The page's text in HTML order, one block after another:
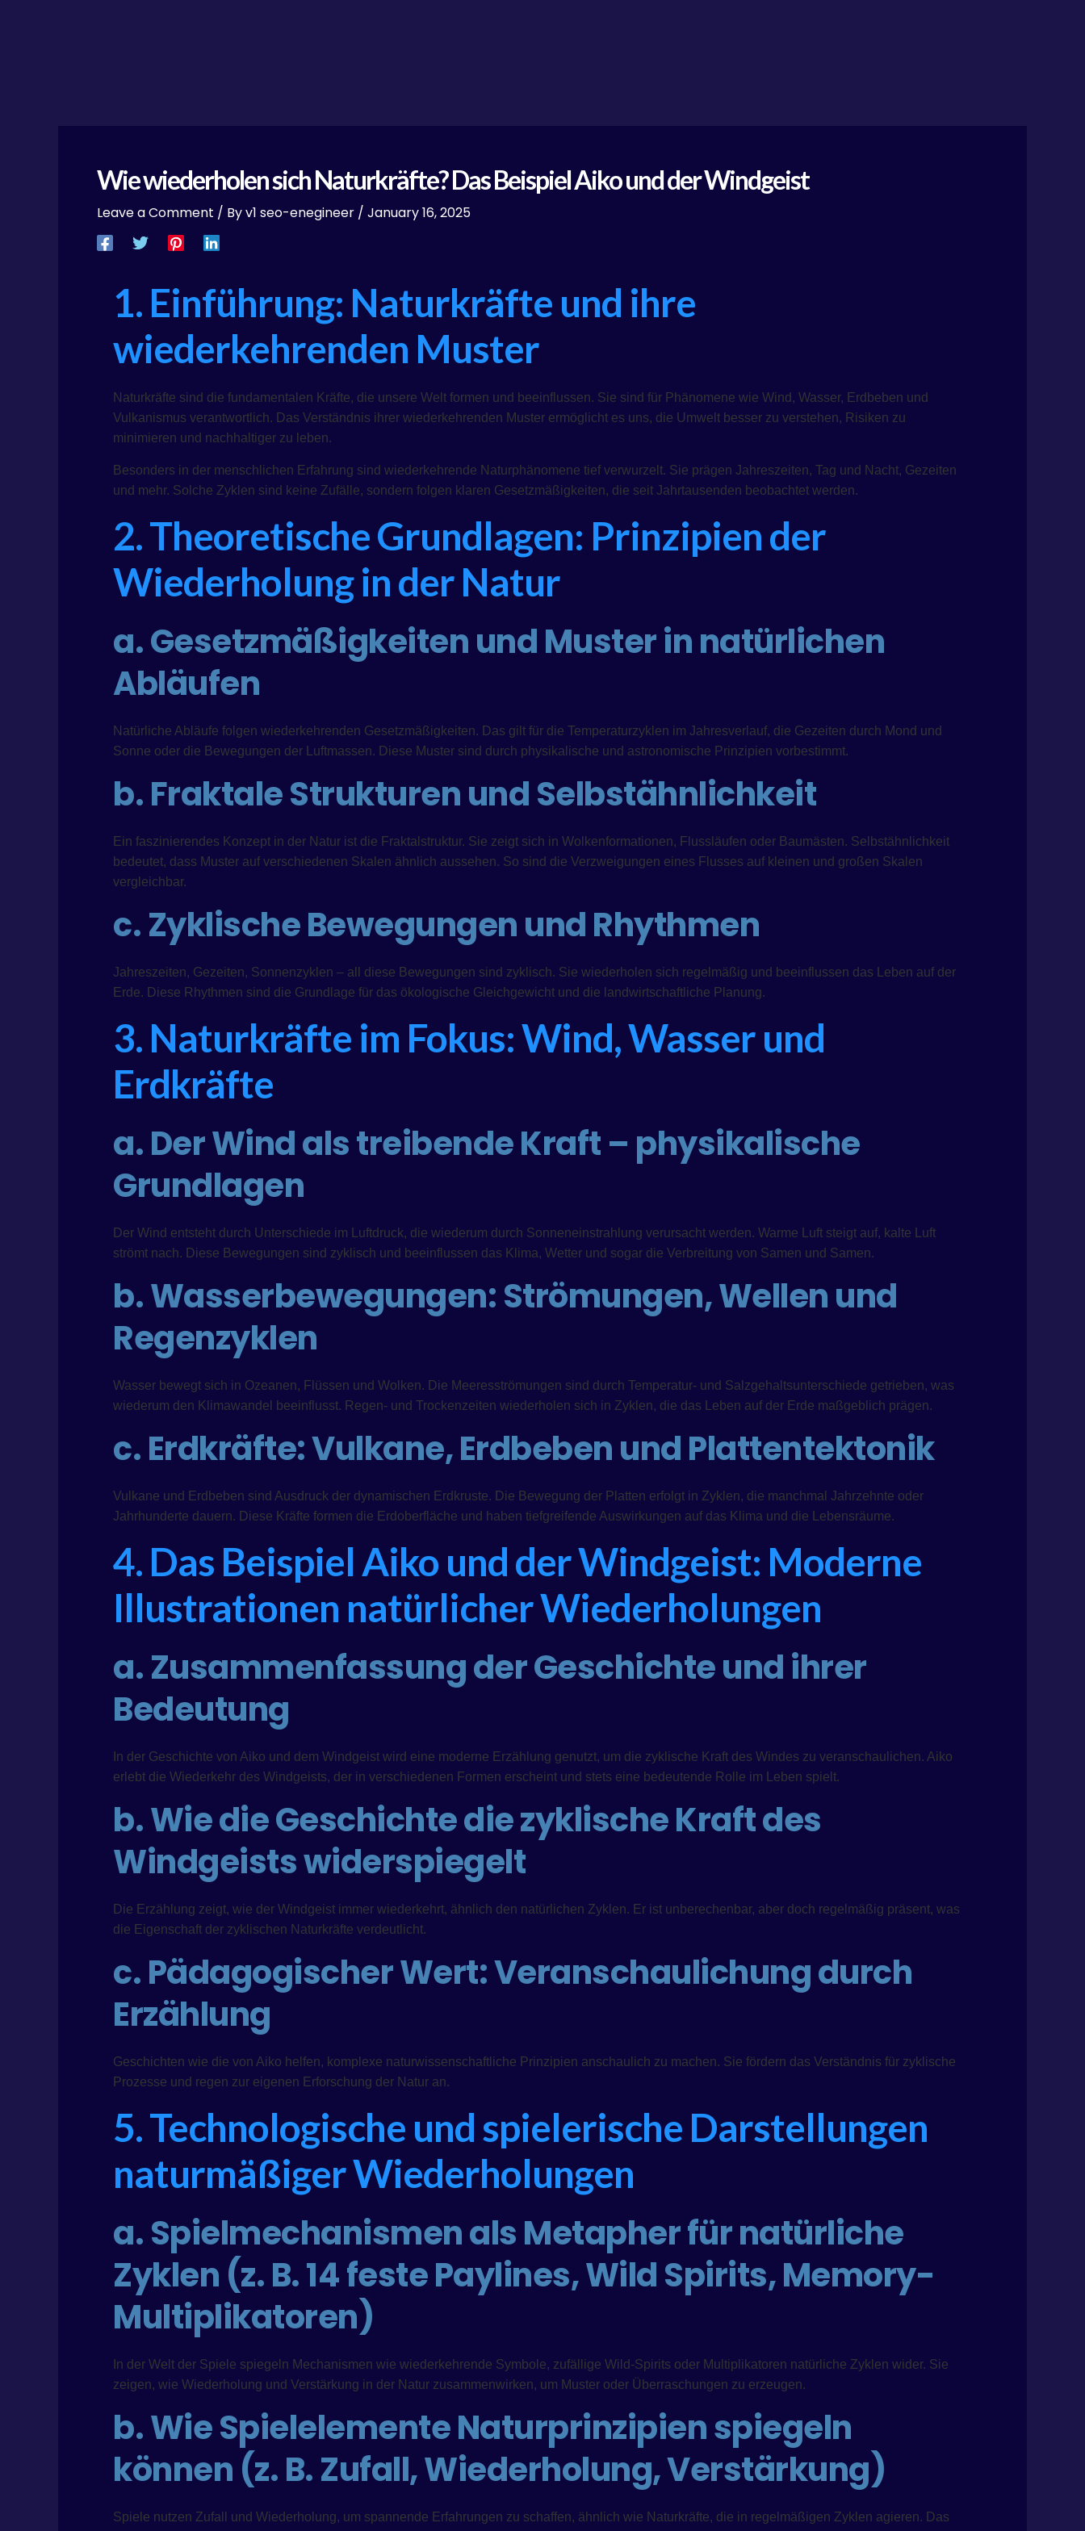
Wie wiederholen sich Naturkräfte? Das Beispiel Aiko und der Windgeist
Leave a Comment / Byv1 seo-enegineer / January 16, 2025
1. Einführung: Naturkräfte und ihre
wiederkehrenden Muster
Naturkräfte sind die fundamentalen Kräfte, die unsere Welt formen und beeinflussen. Sie sind für Phänomene wie Wind, Wasser, Erdbeben und
Vulkanismus verantwortlich. Das Verständnis ihrer wiederkehrenden Muster ermöglicht es uns, die Umwelt besser zu verstehen, Risiken zu
minimieren und nachhaltiger zu leben.
Besonders in der menschlichen Erfahrung sind wiederkehrende Naturphänomene tief verwurzelt. Sie prägen Jahreszeiten, Tag und Nacht, Gezeiten
und mehr. Solche Zyklen sind keine Zufälle, sondern folgen klaren Gesetzmäßigkeiten, die seit Jahrtausenden beobachtet werden.
2. Theoretische Grundlagen: Prinzipien der
Wiederholung in der Natur
a. Gesetzmäßigkeiten und Muster in natürlichen
Abläufen
Natürliche Abläufe folgen wiederkehrenden Gesetzmäßigkeiten. Das gilt für die Temperaturzyklen im Jahresverlauf, die Gezeiten durch Mond und
Sonne oder die Bewegungen der Luftmassen. Diese Muster sind durch physikalische und astronomische Prinzipien vorbestimmt.
b. Fraktale Strukturen und Selbstähnlichkeit
Ein faszinierendes Konzept in der Natur ist die Fraktalstruktur. Sie zeigt sich in Wolkenformationen, Flussläufen oder Baumästen. Selbstähnlichkeit
bedeutet, dass Muster auf verschiedenen Skalen ähnlich aussehen. So sind die Verzweigungen eines Flusses auf kleinen und großen Skalen
vergleichbar.
c. Zyklische Bewegungen und Rhythmen
Jahreszeiten, Gezeiten, Sonnenzyklen – all diese Bewegungen sind zyklisch. Sie wiederholen sich regelmäßig und beeinflussen das Leben auf der
Erde. Diese Rhythmen sind die Grundlage für das ökologische Gleichgewicht und die landwirtschaftliche Planung.
3. Naturkräfte im Fokus: Wind, Wasser und
Erdkräfte
a. Der Wind als treibende Kraft – physikalische
Grundlagen
Der Wind entsteht durch Unterschiede im Luftdruck, die wiederum durch Sonneneinstrahlung verursacht werden. Warme Luft steigt auf, kalte Luft
strömt nach. Diese Bewegungen sind zyklisch und beeinflussen das Klima, Wetter und sogar die Verbreitung von Samen und Samen.
b. Wasserbewegungen: Strömungen, Wellen und
Regenzyklen
Wasser bewegt sich in Ozeanen, Flüssen und Wolken. Die Meeresströmungen sind durch Temperatur- und Salzgehaltsunterschiede getrieben, was
wiederum den Klimawandel beeinflusst. Regen- und Trockenzeiten wiederholen sich in Zyklen, die das Leben auf der Erde maßgeblich prägen.
c. Erdkräfte: Vulkane, Erdbeben und Plattentektonik
Vulkane und Erdbeben sind Ausdruck der dynamischen Erdkruste. Die Bewegung der Platten erfolgt in Zyklen, die manchmal Jahrzehnte oder
Jahrhunderte dauern. Diese Kräfte formen die Erdoberfläche und haben tiefgreifende Auswirkungen auf das Klima und die Lebensräume.
4. Das Beispiel Aiko und der Windgeist: Moderne
Illustrationen natürlicher Wiederholungen
a. Zusammenfassung der Geschichte und ihrer
Bedeutung
In der Geschichte von Aiko und dem Windgeist wird eine moderne Erzählung genutzt, um die zyklische Kraft des Windes zu veranschaulichen. Aiko
erlebt die Wiederkehr des Windgeists, der in verschiedenen Formen erscheint und stets eine bedeutende Rolle im Leben spielt.
b. Wie die Geschichte die zyklische Kraft des
Windgeists widerspiegelt
Die Erzählung zeigt, wie der Windgeist immer wiederkehrt, ähnlich den natürlichen Zyklen. Er ist unberechenbar, aber doch regelmäßig präsent, was
die Eigenschaft der zyklischen Naturkräfte verdeutlicht.
c. Pädagogischer Wert: Veranschaulichung durch
Erzählung
Geschichten wie die von Aiko helfen, komplexe naturwissenschaftliche Prinzipien anschaulich zu machen. Sie fördern das Verständnis für zyklische
Prozesse und regen zur eigenen Erforschung der Natur an.
5. Technologische und spielerische Darstellungen
naturmäßiger Wiederholungen
a. Spielmechanismen als Metapher für natürliche
Zyklen (z. B. 14 feste Paylines, Wild Spirits, Memory-
Multiplikatoren)
In der Welt der Spiele spiegeln Mechanismen wie wiederkehrende Symbole, zufällige Wild-Spirits oder Multiplikatoren natürliche Zyklen wider. Sie
zeigen, wie Wiederholung und Verstärkung in der Natur zusammenwirken, um Muster oder Überraschungen zu erzeugen.
b. Wie Spielelemente Naturprinzipien spiegeln
können (z. B. Zufall, Wiederholung, Verstärkung)
Spiele nutzen Zufall und Wiederholung, um spannende Erfahrungen zu schaffen, ähnlich wie Naturkräfte, die in regelmäßigen Zyklen agieren. Das